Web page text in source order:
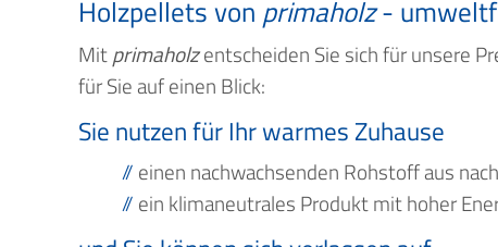
Holzpellets von primaholz-
Mitprimaholzentscheiden Sie sich für unsere
für Sie auf einen Blick:
Sie nutzen für Ihr warmes Zuhause
einen nachwachsenden Rohstoff aus
ein klimaneutrales Produkt mit hoher